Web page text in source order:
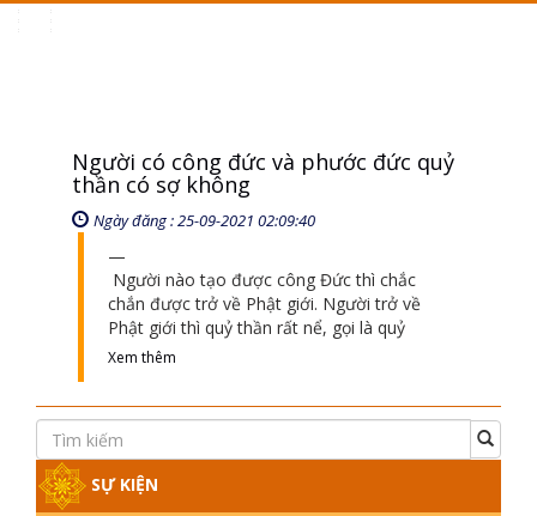
Người có công đức và phước đức quỷ
thần có sợ không
Ngày đăng : 25-09-2021 02:09:40
Người nào tạo được công Đức thì chắc
chắn được trở về Phật giới. Người trở về
Phật giới thì quỷ thần rất nể, gọi là quỷ
Xem thêm
SỰ KIỆN